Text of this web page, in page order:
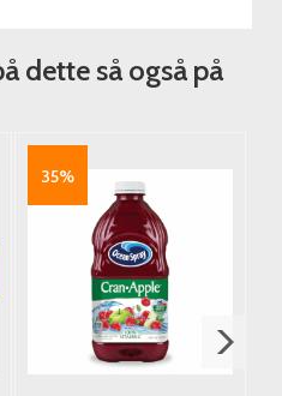
dette så også på
35%